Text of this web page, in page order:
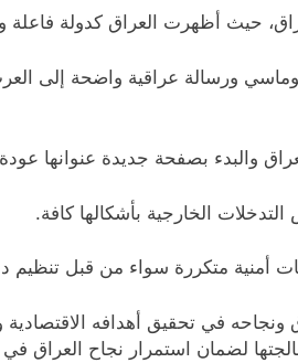
حيث أظهرت العراق كدولة
ورسالة عراقية واضحة إلى
والبدء بصفحة جديدة عنوانها
الخارجية بأشكالها كافة.
أمنية متكررة سواء من قبل
ونجاحه في تحقيق أهدافه
لضمان استمرار نجاح العراق في